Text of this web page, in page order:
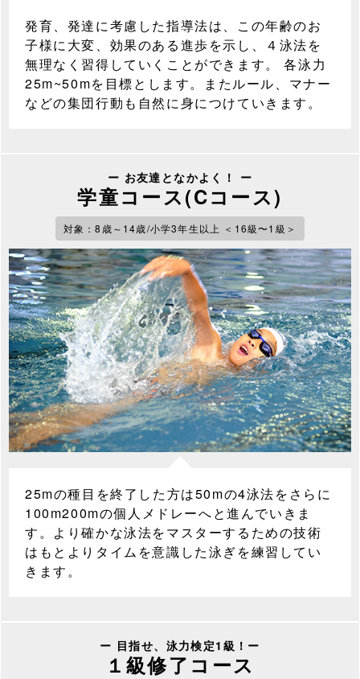
発育、発達に考慮した指導法は、この年齢のお
子様に大変、効果のある進歩を示し、４泳法を
無理なく習得していくことができます。 各泳力
25m~50mを目標とします。またルール、マナー
などの集団行動も自然に身につけていきます。
ー お友達となかよく！ ー
学童コース(Cコース)
対象：8歳～14歳/小学3年生以上 ＜16級〜1級＞
25mの種目を終了した方は50mの4泳法をさらに
100m200mの個人メドレーへと進んでいきま
す。より確かな泳法をマスターするための技術
はもとよりタイムを意識した泳ぎを練習してい
きます。
ー 目指せ、泳力検定1級！ー
１級修了コース